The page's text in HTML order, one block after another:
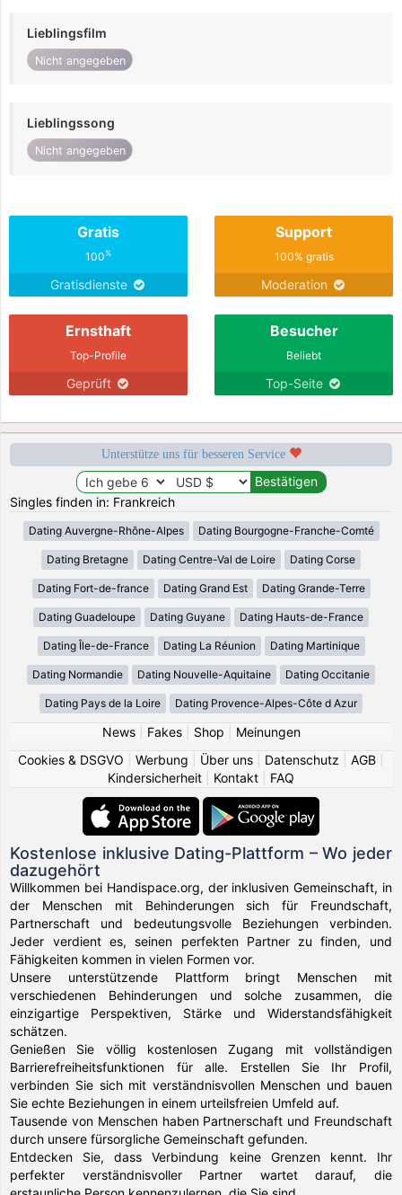
Lieblingsfilm
Nicht angegeben
Lieblingssong
Nicht angegeben
Gratis
100%
Gratisdienste
Support
100% gratis
Moderation
Ernsthaft
Top-Profile
Geprüft
Besucher
Beliebt
Top-Seite
Unterstütze uns für besseren Service
Singles finden in: Frankreich
Dating Auvergne-Rhône-Alpes Dating Bourgogne-Franche-Comté
Dating Bretagne Dating Centre-Val de Loire Dating Corse
Dating Fort-de-france Dating Grand Est Dating Grande-Terre
Dating Guadeloupe Dating Guyane Dating Hauts-de-France
Dating Île-de-France Dating La Réunion Dating Martinique
Dating Normandie Dating Nouvelle-Aquitaine Dating Occitanie
Dating Pays de la Loire Dating Provence-Alpes-Côte d Azur
News| Fakes| Shop
Meinungen
Cookies & DSGVO
Werbung Über uns Datenschutz AGB
Kindersicherheit
Kontakt FAQ
Kostenlose inklusive Dating-Plattform – Wo jeder
dazugehört
Willkommen bei Handispace.org, der inklusiven Gemeinschaft, in
der Menschen mit Behinderungen sich für Freundschaft,
Partnerschaft und bedeutungsvolle Beziehungen verbinden.
Jeder verdient es, seinen perfekten Partner zu finden, und
Fähigkeiten kommen in vielen Formen vor.
Unsere unterstützende Plattform bringt Menschen mit
verschiedenen Behinderungen und solche zusammen, die
einzigartige Perspektiven, Stärke und Widerstandsfähigkeit
schätzen.
Genießen Sie völlig kostenlosen Zugang mit vollständigen
Barrierefreiheitsfunktionen für alle. Erstellen Sie Ihr Profil,
verbinden Sie sich mit verständnisvollen Menschen und bauen
Sie echte Beziehungen in einem urteilsfreien Umfeld auf.
Tausende von Menschen haben Partnerschaft und Freundschaft
durch unsere fürsorgliche Gemeinschaft gefunden.
Entdecken Sie, dass Verbindung keine Grenzen kennt. Ihr
perfekter verständnisvoller Partner wartet darauf, die